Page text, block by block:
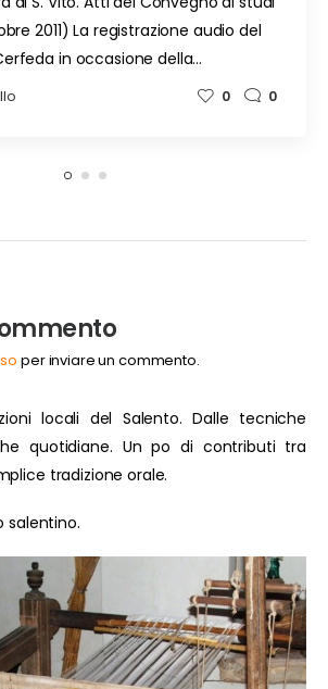
2011) La registrazione audio del
in occasione della…
0 0
per inviare un commento.
locali del Salento. Dalle tecniche
quotidiane. Un po di contributi tra
tradizione orale.
salentino.